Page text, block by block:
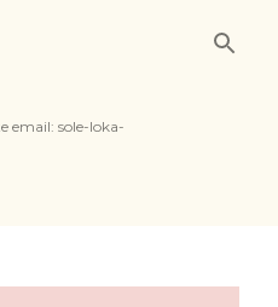
email: sole-loka-